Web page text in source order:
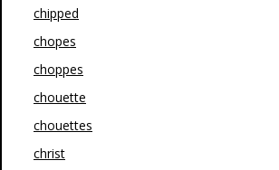
chipped
chopes
choppes
chouette
chouettes
christ